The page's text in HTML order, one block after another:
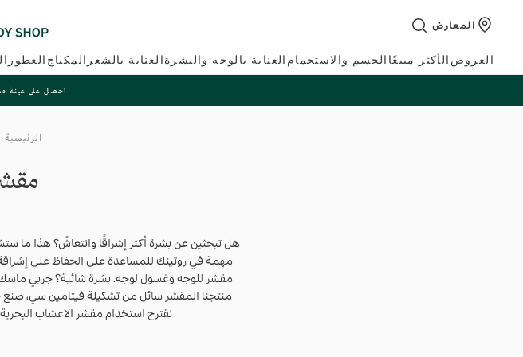
تخطي
المحتوى
المعارض
العروض الأكثر مبيعًا الجسم والاستحمام العناية بالوجه والبشرة العناية بالشعر المكياج العطور
احصل على عينة
الرئيسية
هل تبحثين عن بشرة أكثر إشراقًا وانتعاشً؟ هذا ما
مهمة في روتينك للمساعدة على الحفاظ على
منتجنا المقشر سائل من تشكيلة فيتامين سي، صنع
نقترح استخدام مقشر الاعشاب